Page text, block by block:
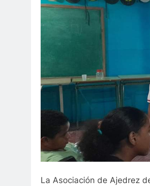
La Asociación de Ajedrez